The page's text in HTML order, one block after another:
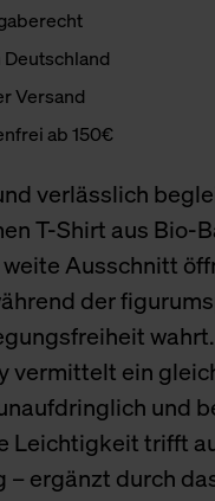
Versand
ab 150€
verlässlich
T-Shirt aus Bio-
weite Ausschnitt
der
vermittelt ein
und
Leichtigkeit trifft
– ergänzt durch